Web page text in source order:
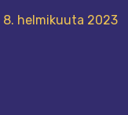
8. helmikuuta 2023